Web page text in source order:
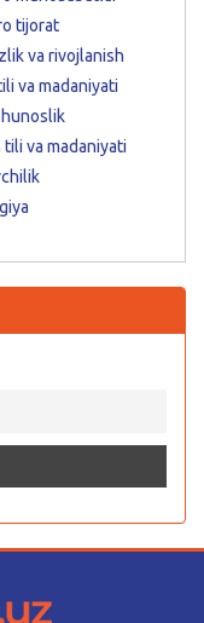
tijorat
va rivojlanish
va madaniyati
tili va madaniyati